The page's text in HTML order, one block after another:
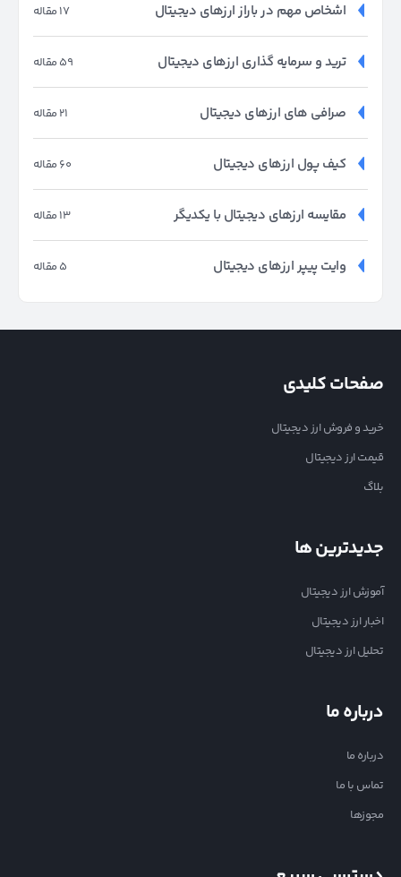
17 مقاله اشخاص مهم در باراز ارزهای دیجیتال
59 مقاله ترید و سرمایه گذاری ارزهای دیجیتال
21 مقاله صرافی های ارزهای دیجیتال
60 مقاله کیف پول ارزهای دیجیتال
13 مقاله مقایسه ارزهای دیجیتال با یکدیگر
5 مقاله وایت پیپر ارزهای دیجیتال
صفحات کلیدی
خرید و فروش ارز دیجیتال
قیمت ارز دیجیتال
بلاگ
جدیدترین ها
آموزش ارز دیجیتال
اخبار ارز دیجیتال
تحلیل ارز دیجیتال
درباره ما
درباره ما
تماس با ما
مجوزها